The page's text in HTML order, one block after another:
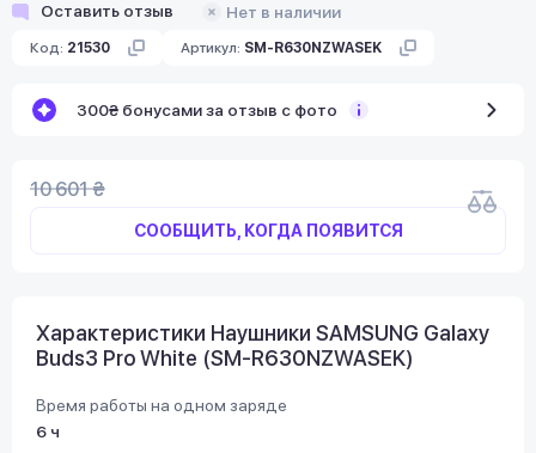
Оставить отзыв Нет в наличии
Код: 21530 Артикул: SM-R630NZWASEK
300₴ бонусами за отзыв с фото
10 601 ₴
СООБЩИТЬ, КОГДА ПОЯВИТСЯ
Характеристики Наушники SAMSUNG Galaxy
Buds3 Pro White (SM-R630NZWASEK)
Время работы на одном заряде
6 ч